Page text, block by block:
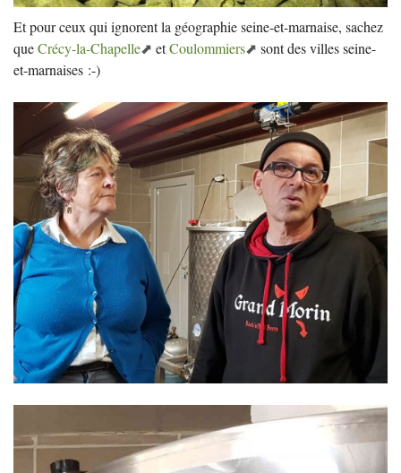
Et pour ceux qui ignorent la géographie seine-et-marnaise, sachez
queCrécy-la-Chapelle etCoulommiers
sont des villes seine-
et-marnaises :-)